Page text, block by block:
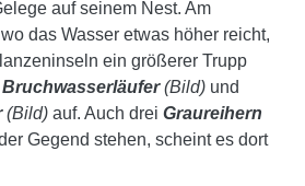
auf seinem Nest. Am
das Wasser etwas höher reicht,
ein größerer Trupp
Bruchwasserläufer(Bild) und
(Bild) auf. Auch drei Graureihern
Gegend stehen, scheint es dort